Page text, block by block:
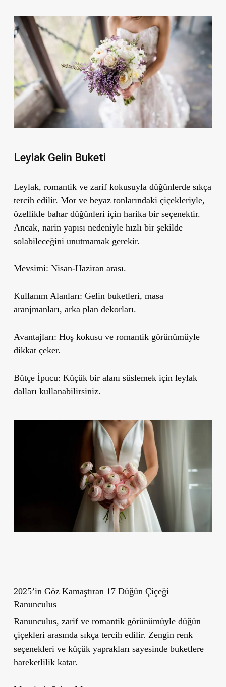
Leylak Gelin Buketi
Leylak, romantik ve zarif kokusuyla düğünlerde sıkça
tercih edilir. Mor ve beyaz tonlarındaki çiçekleriyle,
özellikle bahar düğünleri için harika bir seçenektir.
Ancak, narin yapısı nedeniyle hızlı bir şekilde
solabileceğini unutmamak gerekir.
Mevsimi: Nisan-Haziran arası.
Kullanım Alanları: Gelin buketleri, masa
aranjmanları, arka plan dekorları.
Avantajları: Hoş kokusu ve romantik görünümüyle
dikkat çeker.
Bütçe İpucu: Küçük bir alanı süslemek için leylak
dalları kullanabilirsiniz.
2025’in Göz Kamaştıran 17 Düğün Çiçeği
Ranunculus
Ranunculus, zarif ve romantik görünümüyle düğün
çiçekleri arasında sıkça tercih edilir. Zengin renk
seçenekleri ve küçük yaprakları sayesinde buketlere
hareketlilik katar.